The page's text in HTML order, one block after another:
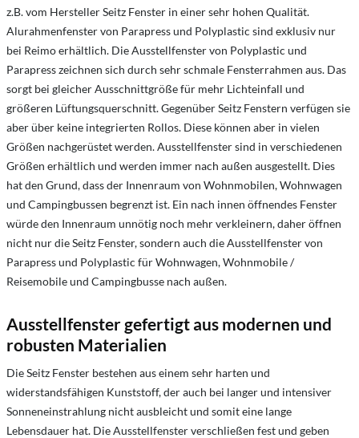
z.B. vom Hersteller Seitz Fenster in einer sehr hohen Qualität.
Alurahmenfenster von Parapress und Polyplastic sind exklusiv nur
bei Reimo erhältlich. Die Ausstellfenster von Polyplastic und
Parapress zeichnen sich durch sehr schmale Fensterrahmen aus. Das
sorgt bei gleicher Ausschnittgröße für mehr Lichteinfall und
größeren Lüftungsquerschnitt. Gegenüber Seitz Fenstern verfügen sie
aber über keine integrierten Rollos. Diese können aber in vielen
Größen nachgerüstet werden. Ausstellfenster sind in verschiedenen
Größen erhältlich und werden immer nach außen ausgestellt. Dies
hat den Grund, dass der Innenraum von Wohnmobilen, Wohnwagen
und Campingbussen begrenzt ist. Ein nach innen öffnendes Fenster
würde den Innenraum unnötig noch mehr verkleinern, daher öffnen
nicht nur die Seitz Fenster, sondern auch die Ausstellfenster von
Parapress und Polyplastic für Wohnwagen, Wohnmobile /
Reisemobile und Campingbusse nach außen.
Ausstellfenster gefertigt aus modernen und
robusten Materialien
Die Seitz Fenster bestehen aus einem sehr harten und
widerstandsfähigen Kunststoff, der auch bei langer und intensiver
Sonneneinstrahlung nicht ausbleicht und somit eine lange
Lebensdauer hat. Die Ausstellfenster verschließen fest und geben